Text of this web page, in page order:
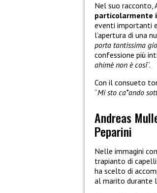
Nel suo racconto,
particolarmente
eventi importanti
l’apertura di una
porta tantissima
confessione più
ahimè non è così“.
Con il consueto
“Mi sto ca*ando
Andreas
Peparini
Nelle immagini
trapianto di
ha scelto di
al marito durante